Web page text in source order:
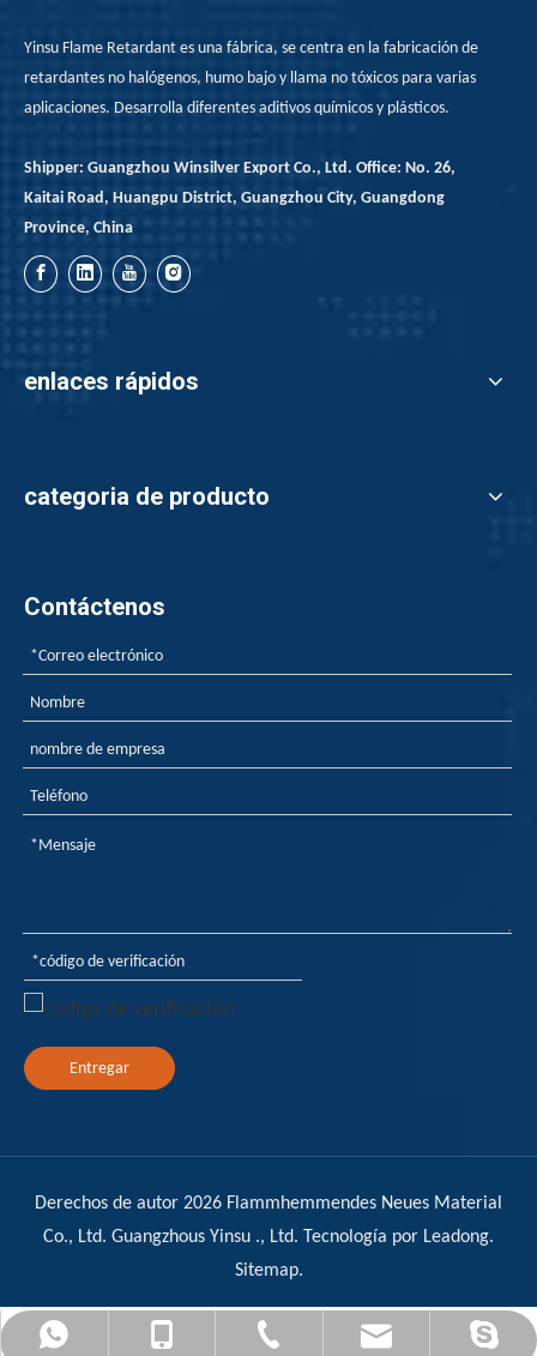
Yinsu Flame Retardant es una fábrica, se centra en la fabricación de
retardantes no halógenos, humo bajo y llama no tóxicos para varias
aplicaciones. Desarrolla diferentes aditivos químicos y plásticos.
Shipper: Guangzhou Winsilver Export Co., Ltd. Office: No. 26,
Kaitai Road, Huangpu District, Guangzhou City, Guangdong
Province, China
enlaces rápidos
categoria de producto
+8617278575996
+86-17278575996
+86-20-32290502
admin@yinsuflame-retardant.com
Sandy Yin Su
Contáctenos
Entregar
Derechos de autor 2026 Flammhemmendes Neues Material
Co., Ltd. Guangzhous Yinsu ., Ltd. Tecnología por Leadong.
Sitemap.